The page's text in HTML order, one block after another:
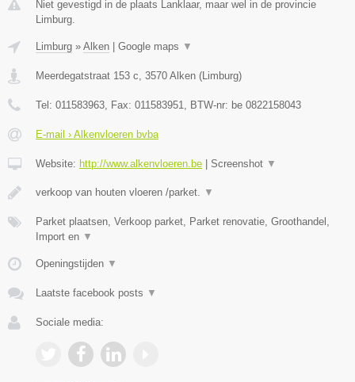
Niet gevestigd in de plaats Lanklaar, maar wel in de provincie
Limburg.
Limburg » Alken Google maps ▼
Meerdegatstraat 153 c, 3570 Alken (Limburg)
Tel: 011583963, Fax: 011583951, BTW-nr: be 0822158043
E-mail › Alkenvloeren bvba
Website: http://www.alkenvloeren.be Screenshot ▼
verkoop van houten vloeren /parket. ▼
Parket plaatsen, Verkoop parket, Parket renovatie, Groothandel,
Import en ▼
Openingstijden ▼
Laatste facebook posts ▼
Sociale media: